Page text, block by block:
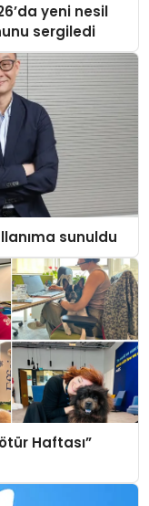
yeni nesil
sergiledi
sunuldu
Haftası”